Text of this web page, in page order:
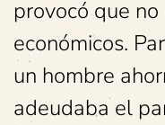
provocó que
económicos.
un hombre
adeudaba el